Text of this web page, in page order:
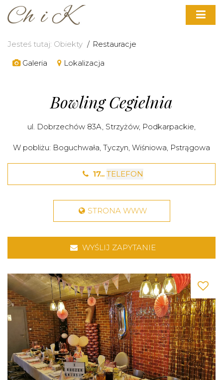
Jesteś tutaj: Obiekty
Restauracje
Galeria
Lokalizacja
Bowling Cegielnia
ul. Dobrzechów 83A, Strzyżów, Podkarpackie,
W pobliżu: Boguchwała, Tyczyn, Wiśniowa, Pstrągowa
17... TELEFON
STRONA WWW
WYŚLIJ ZAPYTANIE